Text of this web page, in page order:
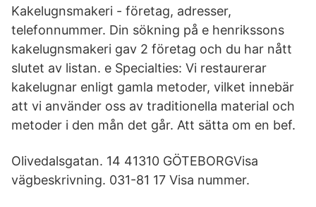
Kakelugnsmakeri - företag, adresser,
telefonnummer. Din sökning på e henrikssons
kakelugnsmakeri gav 2 företag och du har nått
slutet av listan. e Specialties: Vi restaurerar
kakelugnar enligt gamla metoder, vilket innebär
att vi använder oss av traditionella material och
metoder i den mån det går. Att sätta om en bef.
Olivedalsgatan. 14 41310 GÖTEBORGVisa
vägbeskrivning. 031-81 17 Visa nummer.